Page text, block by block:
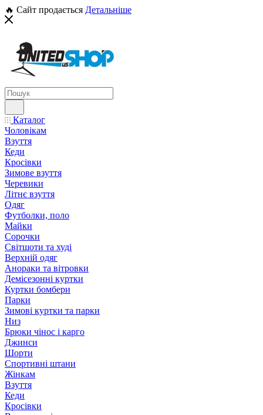
🔥 Сайт продається Детальніше
Каталог
Чоловікам
Взуття
Кеди
Кросівки
Зимове взуття
Черевики
Літнє взуття
Одяг
Футболки, поло
Майки
Сорочки
Світшоти та худі
Верхній одяг
Анораки та вітровки
Демісезонні куртки
Куртки бомбери
Парки
Зимові куртки та парки
Низ
Брюки чінос і карго
Джинси
Шорти
Спортивні штани
Жінкам
Взуття
Кеди
Кросівки